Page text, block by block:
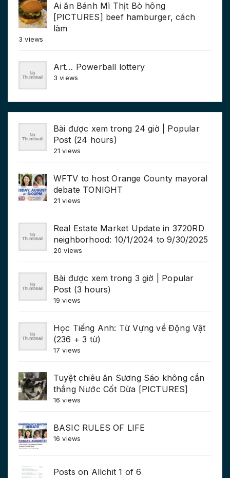
Ai ăn Bánh Mì Thịt Bò hông
[PICTURES] beef hamburger, cách
làm
3 views
Art… Powerball lottery
3 views
Bài được xem trong 24 giờ | Popular
Post (24 hours)
21 views
WFTV to host Orange County mayoral
debate TONIGHT
21 views
Real Estate Market Update in 3720RD
neighborhood: 10/1/2024 to 9/30/2025
20 views
Bài được xem trong 3 giờ | Popular
Post (3 hours)
19 views
Học Tiếng Anh: Từ Vựng về Động Vật
(236 + 3 từ)
17 views
Tuyệt chiêu ăn Sương Sáo không cần
thắng Nước Cốt Dừa [PICTURES]
16 views
BASIC RULES OF LIFE
16 views
Posts on Allchit 1 of 6